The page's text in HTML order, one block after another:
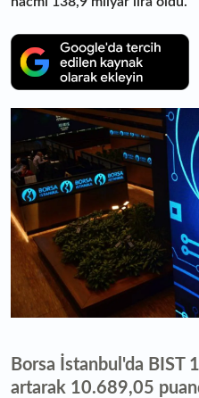
Borsa İstanbul'da BIST
artarak 10.689,05